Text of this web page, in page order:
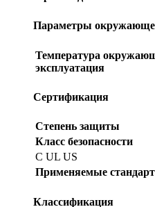
Параметры
Температура
эксплуатация
Сертификация
Степень защиты
Класс безопасности
C UL US
Применяемые
Классификация